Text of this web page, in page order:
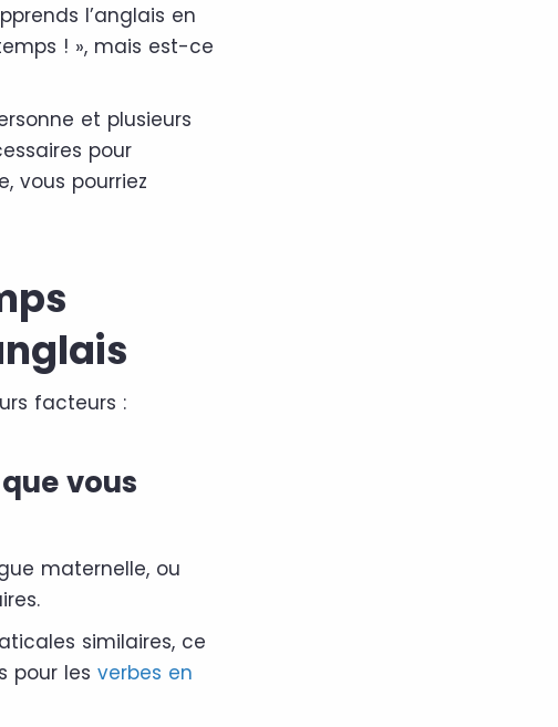
l’anglais en
! », mais est-ce
et plusieurs
pour
vous pourriez
facteurs :
vous
maternelle, ou
similaires, ce
pour les verbes en